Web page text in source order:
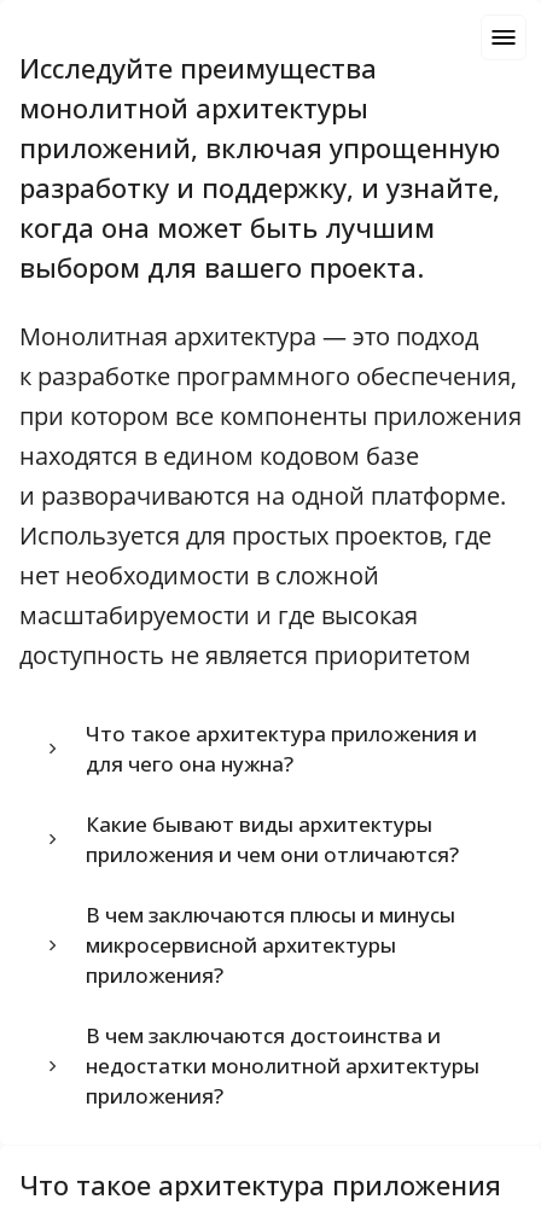
Исследуйте преимущества
монолитной архитектуры
приложений, включая упрощенную
разработку и поддержку, и узнайте,
когда она может быть лучшим
выбором для вашего проекта.
Монолитная архитектура — это подход
к разработке программного обеспечения,
при котором все компоненты приложения
находятся в едином кодовом базе
и разворачиваются на одной платформе.
Используется для простых проектов, где
нет необходимости в сложной
масштабируемости и где высокая
доступность не является приоритетом
Что такое архитектура приложения и
для чего она нужна?
Какие бывают виды архитектуры
приложения и чем они отличаются?
В чем заключаются плюсы и минусы
микросервисной архитектуры
приложения?
В чем заключаются достоинства и
недостатки монолитной архитектуры
приложения?
Что такое архитектура приложения